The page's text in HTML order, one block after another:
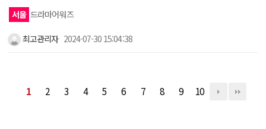
서울 드라마어워즈
최고관리자 2024-07-30 15:04:38
1 2 3 4 5 6 7 8 9 10